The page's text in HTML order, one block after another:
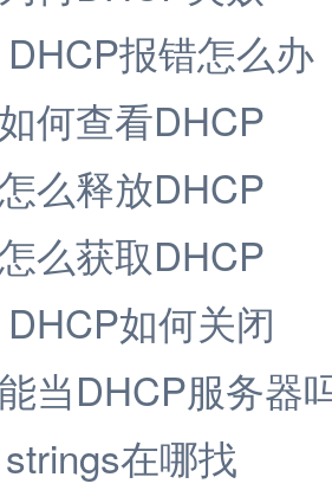
报错怎么办
何查看DHCP
么释放DHCP
么获取DHCP
如何关闭
当DHCP服务器
在哪找